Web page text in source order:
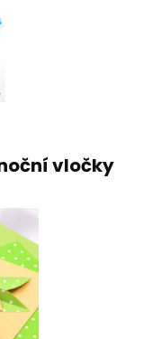
vločky